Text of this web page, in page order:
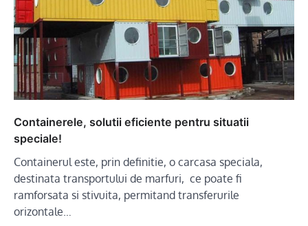
Containerele, solutii eficiente pentru situatii
speciale!
Containerul este, prin definitie, o carcasa speciala,
destinata transportului de marfuri, ce poate fi
ramforsata si stivuita, permitand transferurile
orizontale…